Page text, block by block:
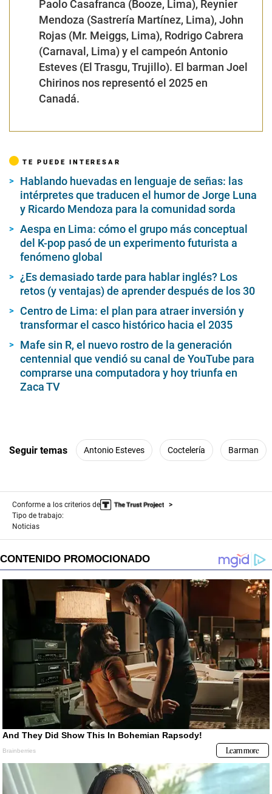
Paolo Casafranca (Booze, Lima), Reynier
Mendoza (Sastrería Martínez, Lima), John
Rojas (Mr. Meiggs, Lima), Rodrigo Cabrera
(Carnaval, Lima) y el campeón Antonio
Esteves (El Trasgu, Trujillo). El barman Joel
Chirinos nos representó el 2025 en
Canadá.
TE PUEDE INTERESAR
Hablando huevadas en lenguaje de señas: las
intérpretes que traducen el humor de Jorge Luna
y Ricardo Mendoza para la comunidad sorda
Aespa en Lima: cómo el grupo más conceptual
del K-pop pasó de un experimento futurista a
fenómeno global
¿Es demasiado tarde para hablar inglés? Los
retos (y ventajas) de aprender después de los 30
Centro de Lima: el plan para atraer inversión y
transformar el casco histórico hacia el 2035
Mafe sin R, el nuevo rostro de la generación
centennial que vendió su canal de YouTube para
comprarse una computadora y hoy triunfa en
Zaca TV
Seguir temas Antonio Esteves Coctelería Barman
Conforme a los criterios de
Tipo de trabajo:
Noticias